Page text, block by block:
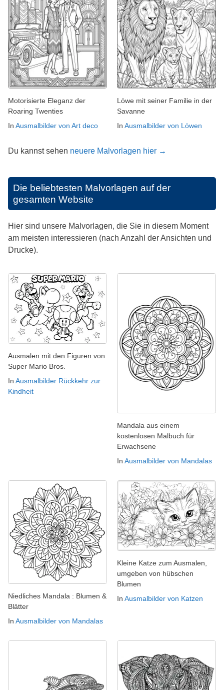
Motorisierte Eleganz der
Roaring Twenties
In Ausmalbilder von Art deco
Löwe mit seiner Familie in der
Savanne
In Ausmalbilder von Löwen
Du kannst sehen neuere Malvorlagen hier →
Die beliebtesten Malvorlagen auf der
gesamten Website
Hier sind unsere Malvorlagen, die Sie in diesem Moment
am meisten interessieren (nach Anzahl der Ansichten und
Drucke).
Ausmalen mit den Figuren von
Super Mario Bros.
In Ausmalbilder Rückkehr zur
Kindheit
Mandala aus einem
kostenlosen Malbuch für
Erwachsene
In Ausmalbilder von Mandalas
Niedliches Mandala : Blumen &
Blätter
In Ausmalbilder von Mandalas
Kleine Katze zum Ausmalen,
umgeben von hübschen
Blumen
In Ausmalbilder von Katzen